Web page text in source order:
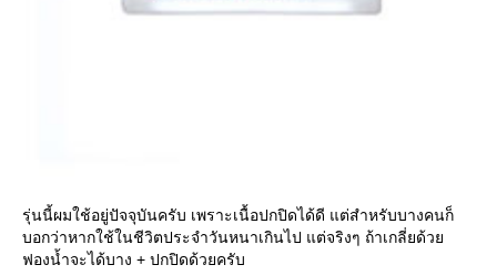
รุ่นนี้ผมใช้อยู่ปัจจุบันครับ เพราะเนื้อปกปิดได้ดี แต่สำหรับบางคนก็
บอกว่าหากใช้ในชีวิตประจำวันหนาเกินไป แต่จริงๆ ถ้าเกลี่ยด้ว
ฟองน้ำจะได้บาง + ปกปิดด้วยครับ